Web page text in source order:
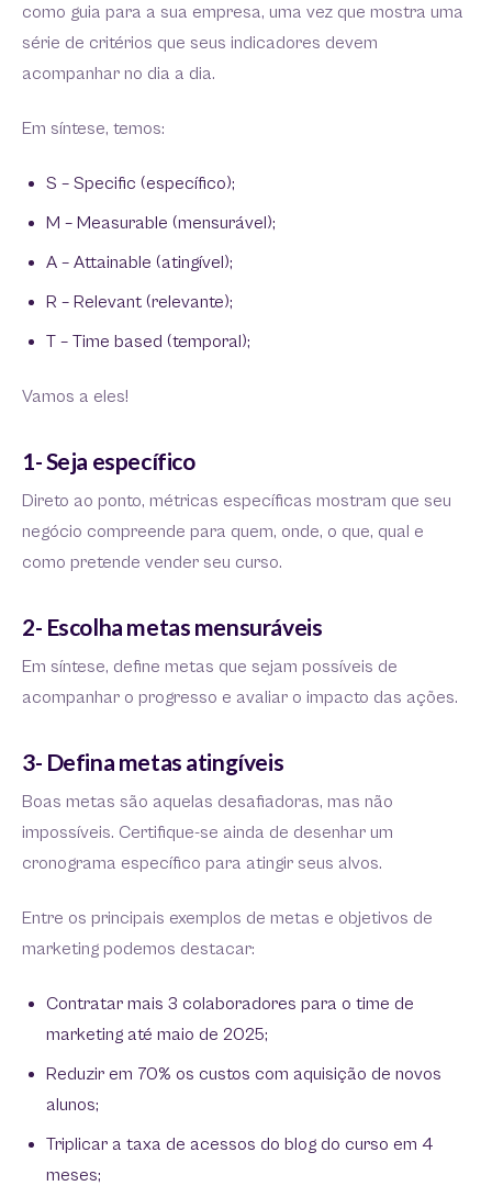
como guia para a sua empresa, uma vez que mostra uma
série de critérios que seus indicadores devem
acompanhar no dia a dia.
Em síntese, temos:
S – Specific (específico);
M – Measurable (mensurável);
A – Attainable (atingível);
R – Relevant (relevante);
T – Time based (temporal);
Vamos a eles!
1- Seja específico
Direto ao ponto, métricas específicas mostram que seu
negócio compreende para quem, onde, o que, qual e
como pretende vender seu curso.
2- Escolha metas mensuráveis
Em síntese, define metas que sejam possíveis de
acompanhar o progresso e avaliar o impacto das ações.
3- Defina metas atingíveis
Boas metas são aquelas desafiadoras, mas não
impossíveis. Certifique-se ainda de desenhar um
cronograma específico para atingir seus alvos.
Entre os principais exemplos de metas e objetivos de
marketing podemos destacar:
Contratar mais 3 colaboradores para o time de
marketing até maio de 2025;
Reduzir em 70% os custos com aquisição de novos
alunos;
Triplicar a taxa de acessos do blog do curso em 4
meses;